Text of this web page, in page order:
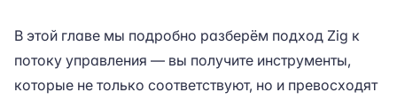
В этой главе мы подробно разберём подход Zig к
потоку управления — вы получите инструменты,
которые не только соответствуют, но и превосходят